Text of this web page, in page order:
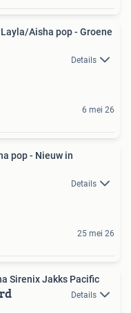
Aisha pop - Groene
Details
6 mei 26
pop - Nieuw in
Details
25 mei 26
Sirenix Jakks Pacific
Details